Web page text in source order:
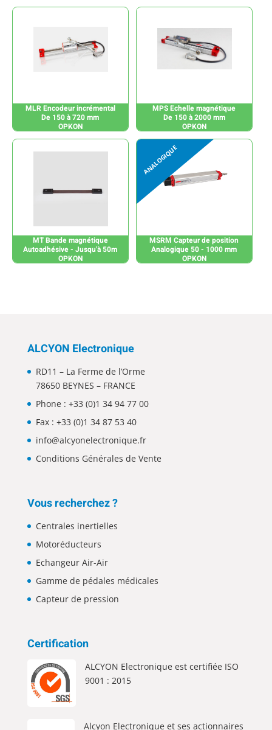
MLR Encodeur incrémental
De 150 à 720 mm
OPKON
MPS Echelle magnétique
De 150 à 2000 mm
OPKON
MT Bande magnétique
Autoadhésive - Jusqu'à 50m
OPKON
MSRM Capteur de position
Analogique 50 - 1000 mm
OPKON
ALCYON Electronique
RD11 – La Ferme de l’Orme
78650 BEYNES – FRANCE
Phone : +33 (0)1 34 94 77 00
Fax : +33 (0)1 34 87 53 40
info@alcyonelectronique.fr
Conditions Générales de Vente
Vous recherchez ?
Centrales inertielles
Motoréducteurs
Echangeur Air-Air
Gamme de pédales médicales
Capteur de pression
Certification
ALCYON Electronique est certifiée ISO
9001 : 2015
Alcyon Electronique et ses actionnaires